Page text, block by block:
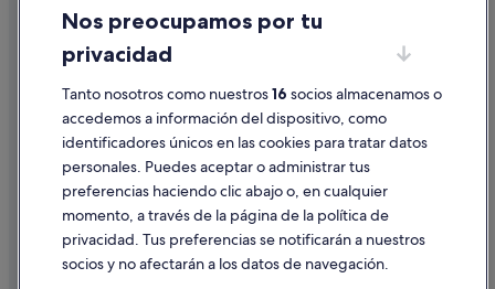
Hoteles en la playa en Sevilla
Hoteles de 4 estrellas en Sevilla
Monte hoteles en Sevilla
Cabañas en Andalucía
Hoteles que aceptan mascotas en Sevilla
Casas privadas de vacaciones en Sevilla
Paradores hoteles en Sevilla
Hoteles con bar en Sevilla
Condiciones de uso
Información legal/contacto
Pautas sobre el contenido y cómo denunciar contenido
Ayuda
Cancelar un vuelo
Cancelar una reserva de hotel o de un alquiler vacacional
Nos preocupamos por tu
privacidad
Tanto nosotros como nuestros16 socios almacenamos o
accedemos a información del dispositivo, como
identificadores únicos en las cookies para tratar datos
personales. Puedes aceptar o administrar tus
preferencias haciendo clic abajo o, en cualquier
momento, a través de la página de la política de
privacidad. Tus preferencias se notificarán a nuestros
socios y no afectarán a los datos de navegación.